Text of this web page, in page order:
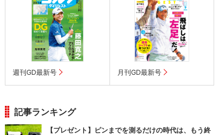
週刊GD最新号 月刊GD最新号
記事ランキング
【プレゼント】ピンまでを測るだけの時代は、もう終